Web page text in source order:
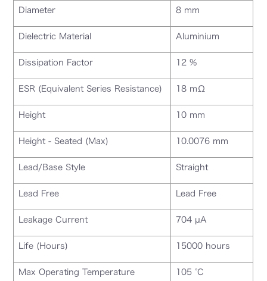
Diameter 8 mm
Dielectric Material Aluminium
Dissipation Factor 12 %
ESR (Equivalent Series Resistance) 18 mΩ
Height 10 mm
Height - Seated (Max) 10.0076 mm
Lead/Base Style Straight
Lead Free Lead Free
Leakage Current 704 µA
Life (Hours) 15000 hours
Max Operating Temperature 105 °C